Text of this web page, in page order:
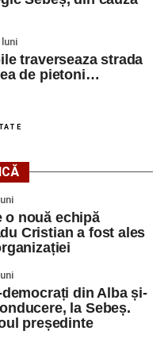
dedicate copiilor, în
în armonia orașului”;
Sebeș:festivitatea
promoție și a elevilor cu
Evaluarea Națională și
Tineretului:
de Muzică „DoReMi”,
Trupa de Dansuri Săsești
proiecția filmului
traverseaza strada
de pietoni…
o nouă echipă
Cristian a fost ales
din Alba și-
la Sebeș.
președinte